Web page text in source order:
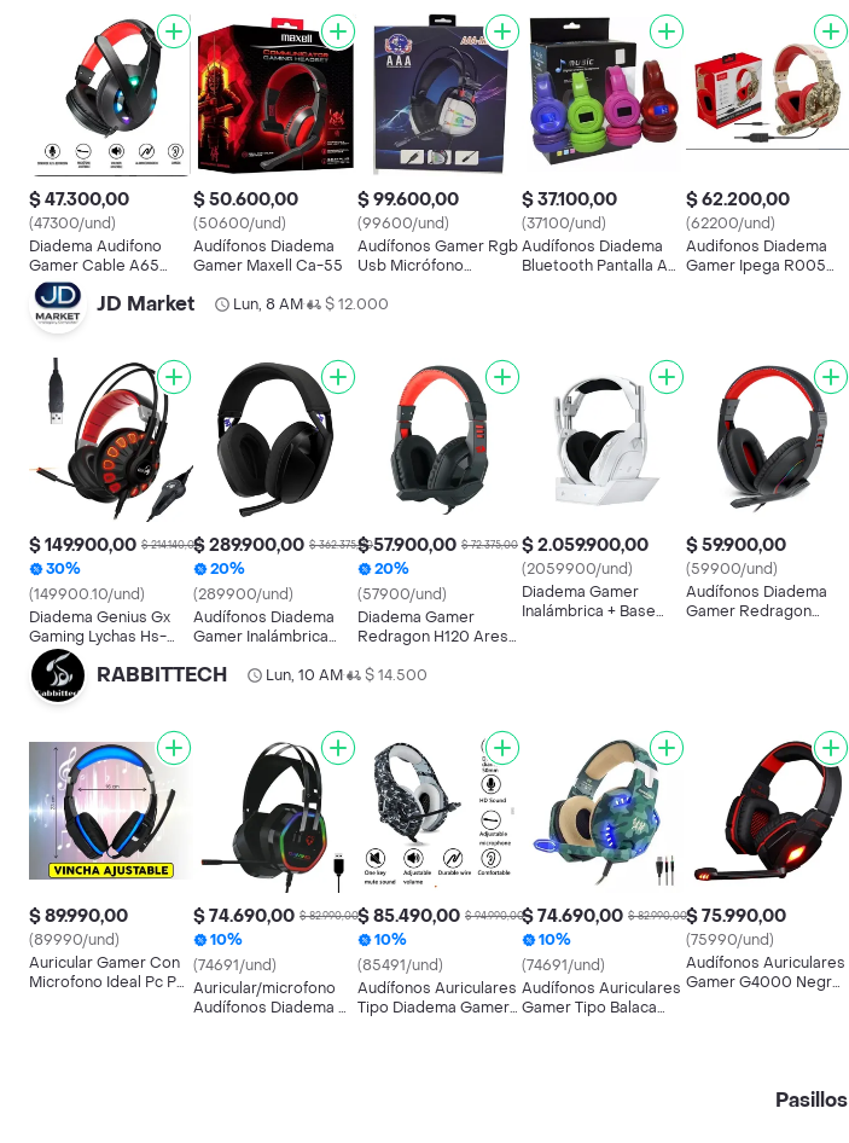
$ 47.300,00
(47300/und)
Diadema Audifono
Gamer Cable A65
Gaming Headset
$ 50.600,00
(50600/und)
Audífonos Diadema
Gamer Maxell Ca-55
$ 99.600,00
(99600/und)
Audífonos Gamer Rgb
Usb Micrófono
$ 37.100,00
(37100/und)
Audífonos Diadema
Bluetooth Pantalla Aux
$ 62.200,00
(62200/und)
Audifonos Diadema
Gamer Ipega R005
JD Market Lun, 8 AM• $ 12.000
$ 149.900,00 $ 214.140,00
30%
(149900.10/und)
Diadema Genius Gx
Gaming Lychas Hs-
g680 / Sonido 7.1
Canales
$ 289.900,00 $ 362.375,00
20%
(289900/und)
Audífonos Diadema
Gamer Inalámbrica
Lightspeed Bluetooth
$ 57.900,00 $ 72.375,00
20%
(57900/und)
Diadema Gamer
Redragon H120 Ares,
3.5mm
$ 2.059.900,00
(2059900/und)
Diadema Gamer
Inalámbrica + Base
$ 59.900,00
(59900/und)
Audífonos Diadema
Gamer Redragon
RABBITTECH Lun, 10 AM• $ 14.500
$ 89.990,00
(89990/und)
Auricular Gamer Con
Microfono Ideal Pc Ps4
$ 74.690,00 $ 82.990,00
10%
(74691/und)
Auricular/microfono
Audífonos Diadema Pc
$ 85.490,00 $ 94.990,00
10%
(85491/und)
Audífonos Auriculares
Tipo Diadema Gamer
$ 74.690,00 $ 82.990,00
10%
(74691/und)
Audífonos Auriculares
Gamer Tipo Balaca
$ 75.990,00
(75990/und)
Audífonos Auriculares
Gamer G4000 Negro
Pasillos